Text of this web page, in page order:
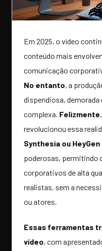
Em 2025, o vídeo
conteúdo mais
comunicação
No entanto, a
dispendiosa,
complexa. Felizmente
revolucionou essa
Synthesia ou HeyGen
poderosas, permitindo
corporativos de alta
realistas, sem a
ou atores.
Essas ferramentas
vídeo, com